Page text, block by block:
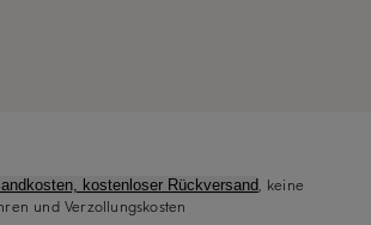
kostenloser Rückversand, keine
und Verzollungskosten